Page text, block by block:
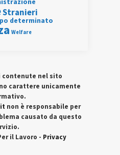
Stranieri
determinato
Welfare
contenute nel sito
carattere unicamente
non è responsabile per
causato da questo
il Lavoro - Privacy